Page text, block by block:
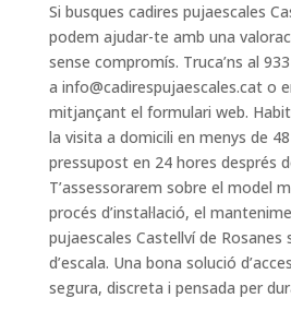
Si busques cadires pujaescales
podem ajudar-te amb una
sense compromís. Truca’ns al
a info@cadirespujaescales.cato
mitjançant el formulari web.
la visita a domicili en menys de
pressupost en 24 hores després
T’assessorarem sobre el model
procés d’instal·lació, el
pujaescales Castellví de Rosanes
d’escala. Una bona solució
segura, discreta i pensada per